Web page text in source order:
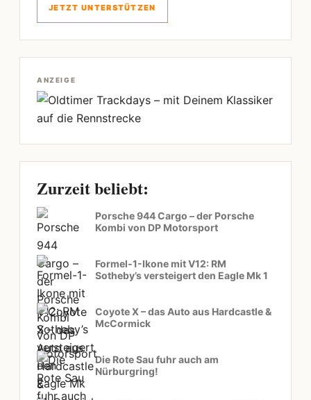
JETZT UNTERSTÜTZEN
ANZEIGE
Zurzeit beliebt:
Porsche 944 Cargo – der Porsche
Kombi von DP Motorsport
Formel-1-Ikone mit V12: RM
Sotheby’s versteigert den Eagle Mk 1
Coyote X – das Auto aus Hardcastle &
McCormick
Die Rote Sau fuhr auch am
Nürburgring!